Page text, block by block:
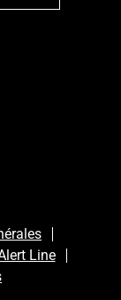
Line